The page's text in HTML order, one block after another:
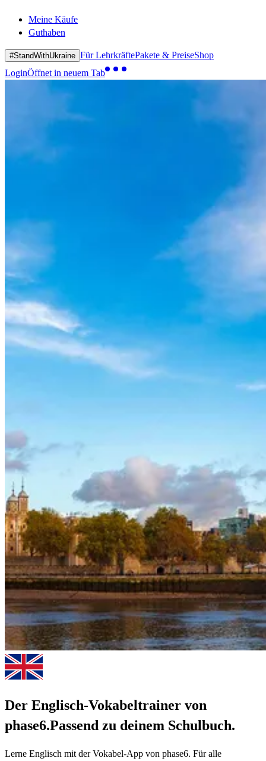
Meine Käufe
Guthaben
#StandWithUkraine Für LehrkräftePakete & PreiseShop
LoginÖffnet in neuem Tab
Der Englisch-Vokabeltrainer von
phase6.Passend zu deinem Schulbuch.
Lerne Englisch mit der Vokabel-App von phase6. Für alle